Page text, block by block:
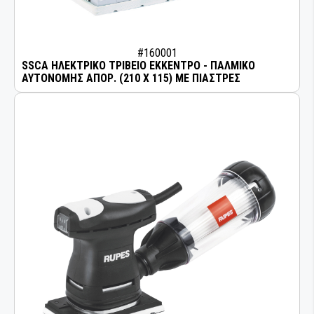
#160001
SSCA ΗΛΕΚΤΡΙΚΟ ΤΡΙΒΕΙΟ ΕΚΚΕΝΤΡΟ - ΠΑΛΜΙΚΟ
ΑΥΤΟΝΟΜΗΣ ΑΠΟΡ. (210 Χ 115) ΜΕ ΠΙΑΣΤΡΕΣ